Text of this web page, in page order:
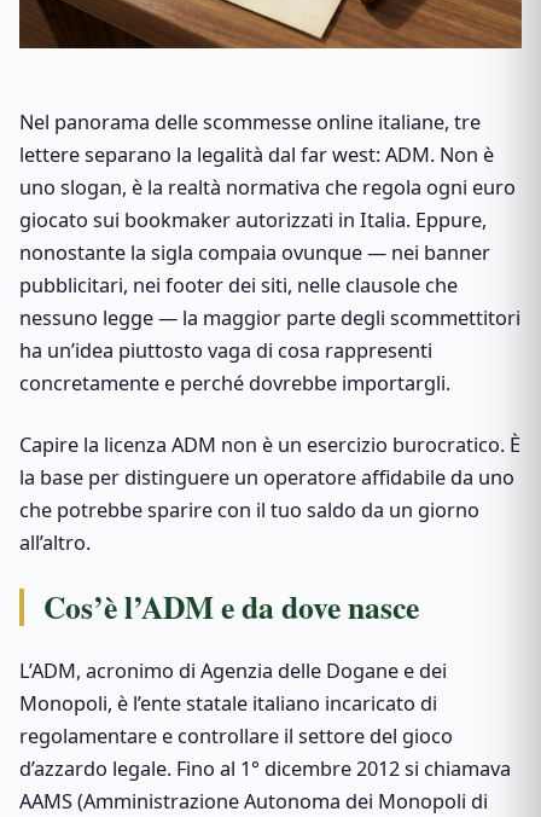
Nel panorama delle scommesse online italiane, tre
lettere separano la legalità dal far west: ADM. Non è
uno slogan, è la realtà normativa che regola ogni euro
giocato sui bookmaker autorizzati in Italia. Eppure,
nonostante la sigla compaia ovunque — nei banner
pubblicitari, nei footer dei siti, nelle clausole che
nessuno legge — la maggior parte degli scommettitori
ha un’idea piuttosto vaga di cosa rappresenti
concretamente e perché dovrebbe importargli.
Capire la licenza ADM non è un esercizio burocratico. È
la base per distinguere un operatore affidabile da uno
che potrebbe sparire con il tuo saldo da un giorno
all’altro.
Cos’è l’ADM e da dove nasce
L’ADM, acronimo di Agenzia delle Dogane e dei
Monopoli, è l’ente statale italiano incaricato di
regolamentare e controllare il settore del gioco
d’azzardo legale. Fino al 1° dicembre 2012 si chiamava
AAMS (Amministrazione Autonoma dei Monopoli di